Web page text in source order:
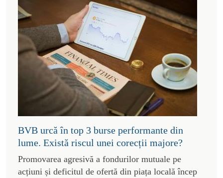
BVB urcă în top 3 burse performante din
lume. Există riscul unei corecții majore?
Promovarea agresivă a fondurilor mutuale pe
acțiuni și deficitul de ofertă din piața locală încep